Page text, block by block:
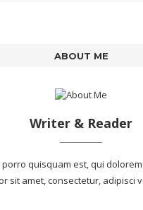
ABOUT ME
Writer & Reader
quisquam est, qui
sit amet, consectetur, adipisci